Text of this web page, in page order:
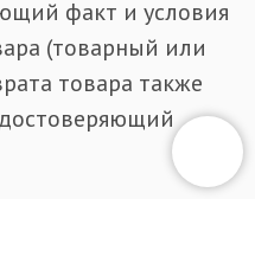
факт и условия
(товарный или
товара также